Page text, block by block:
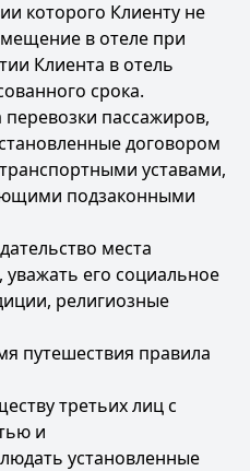
которого Клиенту не
в отеле при
Клиента в отель
срока.
пассажиров,
договором
уставами,
подзаконными
места
его социальное
религиозные
путешествия правила
третьих лиц с
и
установленные